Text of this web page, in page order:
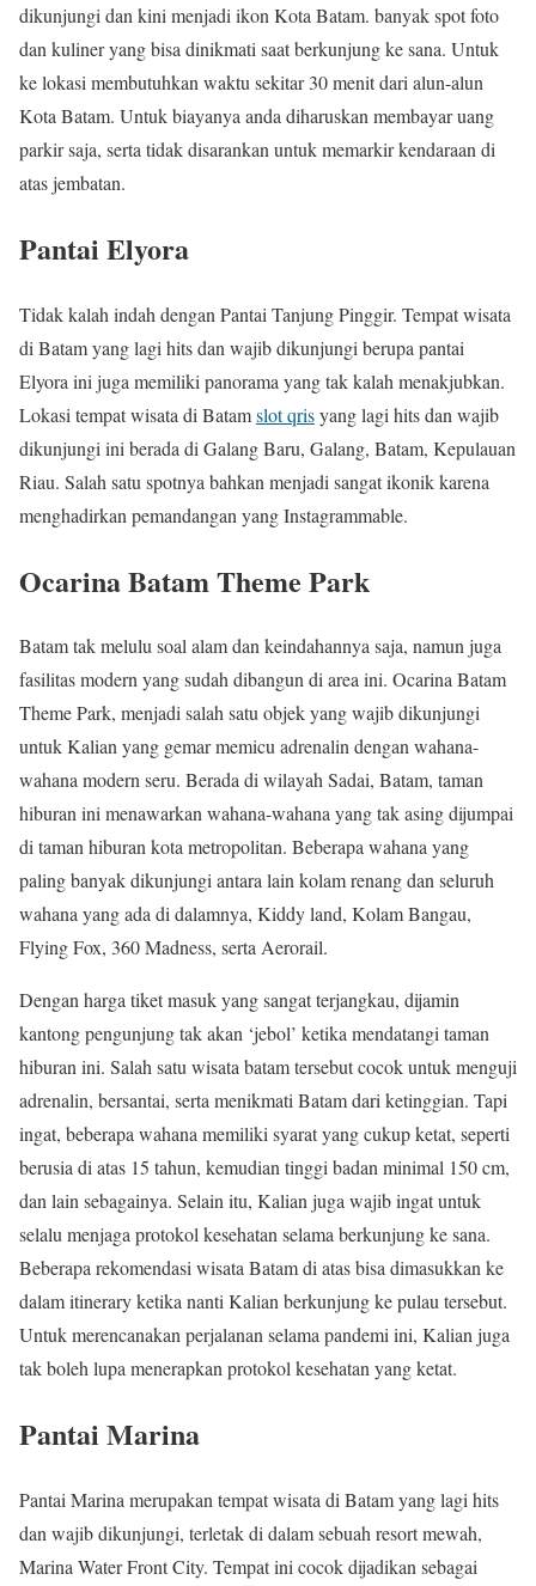
dikunjungi dan kini menjadi ikon Kota Batam. banyak spot foto
dan kuliner yang bisa dinikmati saat berkunjung ke sana. Untuk
ke lokasi membutuhkan waktu sekitar 30 menit dari alun-alun
Kota Batam. Untuk biayanya anda diharuskan membayar uang
parkir saja, serta tidak disarankan untuk memarkir kendaraan di
atas jembatan.
Pantai Elyora
Tidak kalah indah dengan Pantai Tanjung Pinggir. Tempat wisata
di Batam yang lagi hits dan wajib dikunjungi berupa pantai
Elyora ini juga memiliki panorama yang tak kalah menakjubkan.
Lokasi tempat wisata di Batamslot qrisyang lagi hits dan wajib
dikunjungi ini berada di Galang Baru, Galang, Batam, Kepulauan
Riau. Salah satu spotnya bahkan menjadi sangat ikonik karena
menghadirkan pemandangan yang Instagrammable.
Ocarina Batam Theme Park
Batam tak melulu soal alam dan keindahannya saja, namun juga
fasilitas modern yang sudah dibangun di area ini. Ocarina Batam
Theme Park, menjadi salah satu objek yang wajib dikunjungi
untuk Kalian yang gemar memicu adrenalin dengan wahana-
wahana modern seru. Berada di wilayah Sadai, Batam, taman
hiburan ini menawarkan wahana-wahana yang tak asing dijumpai
di taman hiburan kota metropolitan. Beberapa wahana yang
paling banyak dikunjungi antara lain kolam renang dan seluruh
wahana yang ada di dalamnya, Kiddy land, Kolam Bangau,
Flying Fox, 360 Madness, serta Aerorail.
Dengan harga tiket masuk yang sangat terjangkau, dijamin
kantong pengunjung tak akan ‘jebol’ ketika mendatangi taman
hiburan ini. Salah satu wisata batam tersebut cocok untuk menguji
adrenalin, bersantai, serta menikmati Batam dari ketinggian. Tapi
ingat, beberapa wahana memiliki syarat yang cukup ketat, seperti
berusia di atas 15 tahun, kemudian tinggi badan minimal 150 cm,
dan lain sebagainya. Selain itu, Kalian juga wajib ingat untuk
selalu menjaga protokol kesehatan selama berkunjung ke sana.
Beberapa rekomendasi wisata Batam di atas bisa dimasukkan ke
dalam itinerary ketika nanti Kalian berkunjung ke pulau tersebut.
Untuk merencanakan perjalanan selama pandemi ini, Kalian juga
tak boleh lupa menerapkan protokol kesehatan yang ketat.
Pantai Marina
Pantai Marina merupakan tempat wisata di Batam yang lagi hits
dan wajib dikunjungi, terletak di dalam sebuah resort mewah,
Marina Water Front City. Tempat ini cocok dijadikan sebagai